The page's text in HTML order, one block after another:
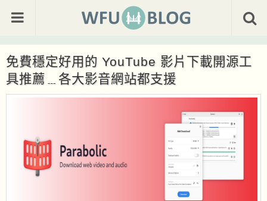
免費穩定好用的 YouTube 影片下載開源工
具推薦﹍各大影音網站都支援